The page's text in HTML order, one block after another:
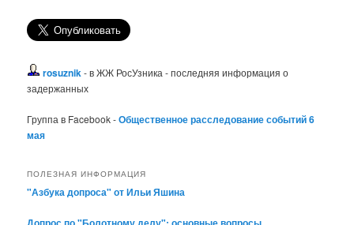
rosuznik- в ЖЖ РосУзника - последняя информация о
задержанных
Группа в Facebook -Общественное расследование событий 6
мая
ПОЛЕЗНАЯ ИНФОРМАЦИЯ
"Азбука допроса" от Ильи Яшина